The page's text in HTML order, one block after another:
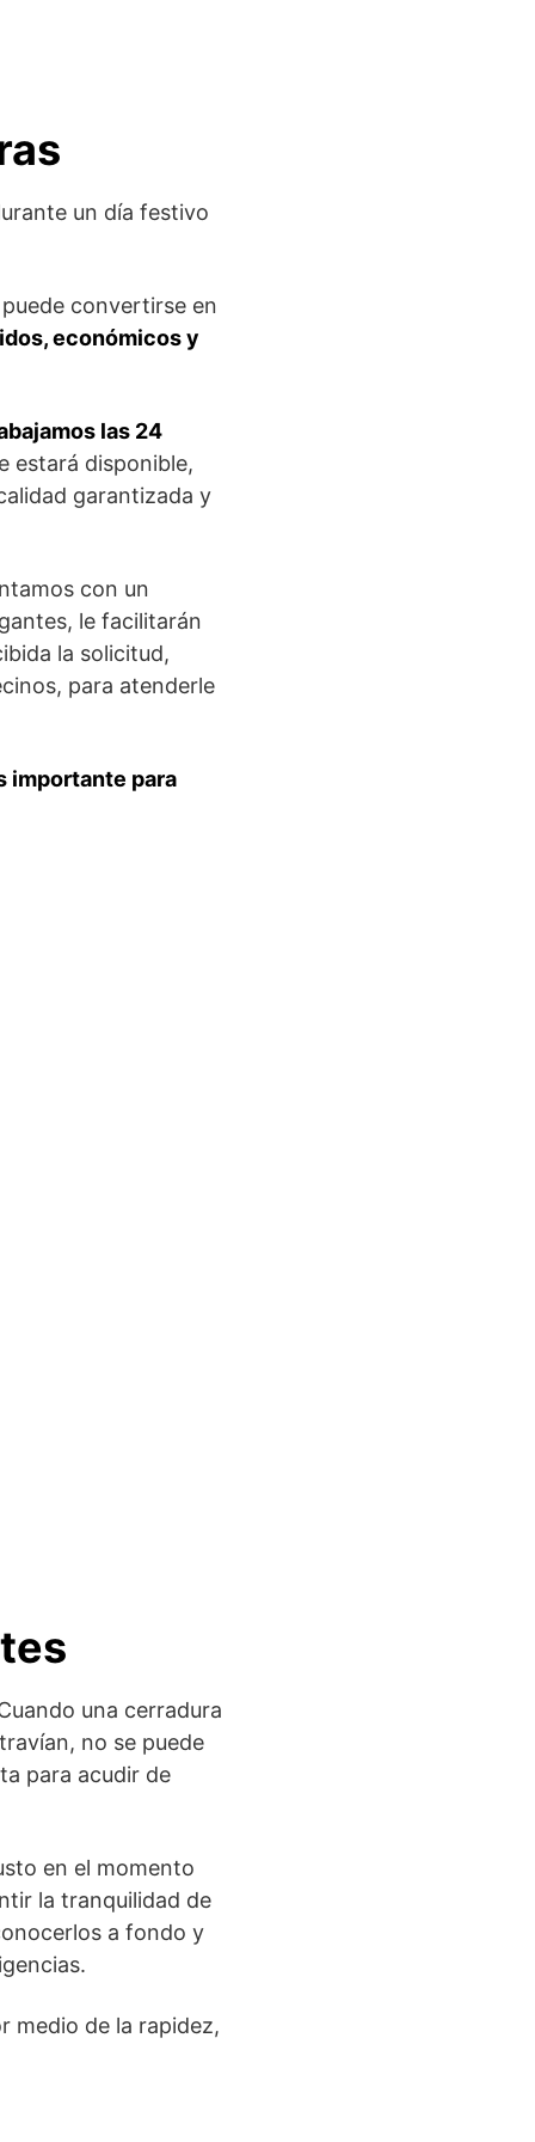
un día festivo
convertirse en
económicos y
las 24
estará disponible,
garantizada y
con un
le facilitarán
la solicitud,
para atenderle
importante para
una cerradura
no se puede
para acudir de
en el momento
la tranquilidad de
a fondo y
medio de la rapidez,